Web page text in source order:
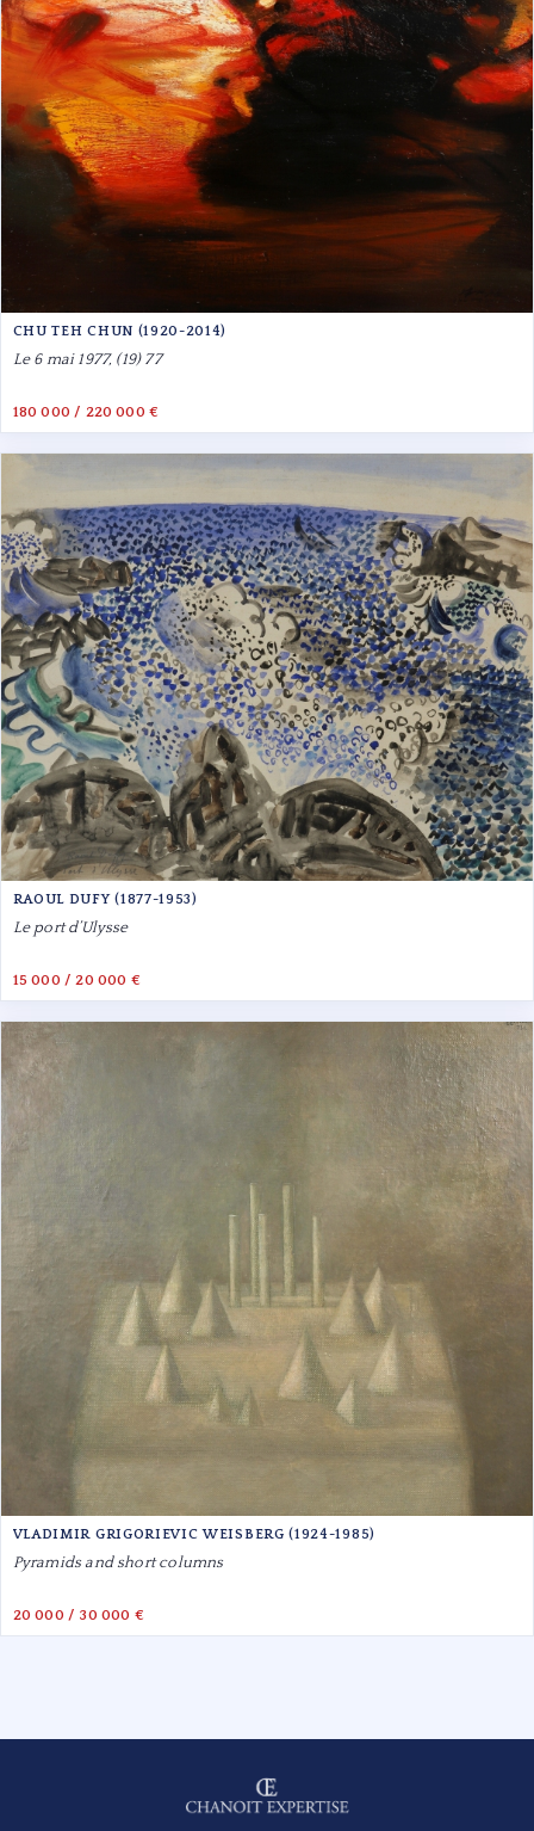
CHU TEH CHUN (1920-2014)
Le 6 mai 1977, (19) 77
180 000 / 220 000 €
RAOUL DUFY (1877-1953)
Le port d’Ulysse
15 000 / 20 000 €
VLADIMIR GRIGORIEVIC WEISBERG (1924-1985)
Pyramids and short columns
20 000 / 30 000 €